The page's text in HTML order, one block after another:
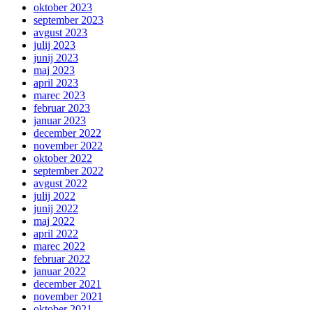
oktober 2023
september 2023
avgust 2023
julij 2023
junij 2023
maj 2023
april 2023
marec 2023
februar 2023
januar 2023
december 2022
november 2022
oktober 2022
september 2022
avgust 2022
julij 2022
junij 2022
maj 2022
april 2022
marec 2022
februar 2022
januar 2022
december 2021
november 2021